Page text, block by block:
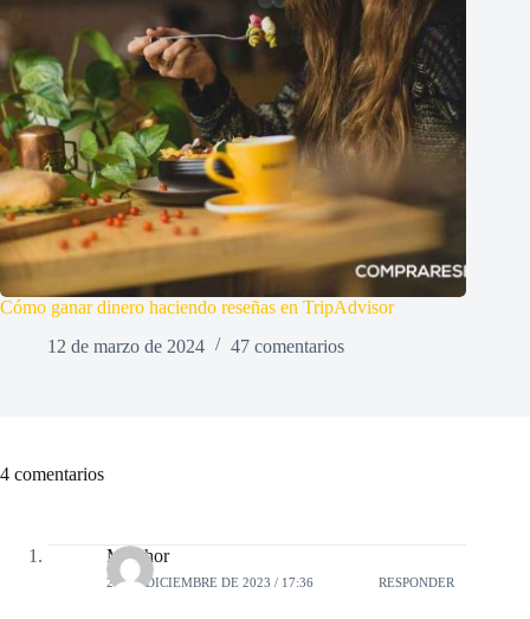
Cómo ganar dinero haciendo reseñas en TripAdvisor
12 de marzo de 2024
47 comentarios
4 comentarios
Melchor
21 DE DICIEMBRE DE 2023 / 17:36 RESPONDER